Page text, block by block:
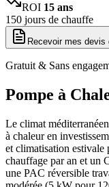
ROI 15 ans
150 jours de chauffe
Recevoir mes devis
Gratuit & Sans
Pompe à
Le climat
à chaleur en
et climatisation estivale
chauffage par an et un
une PAC réversible